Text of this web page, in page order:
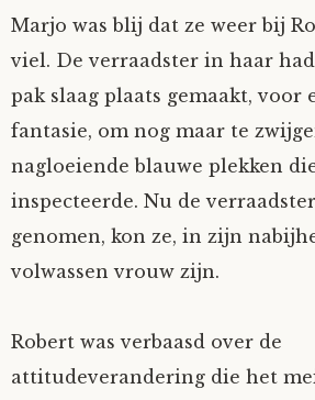
Juliette Stark
Kersje
Nyncke
Rozemarijn
SirTeddy
Marjo was blij dat ze weer bij
viel. De verraadster in haar
pak slaag plaats gemaakt, voor
fantasie, om nog maar te
nagloeiende blauwe plekken
inspecteerde. Nu de
genomen, kon ze, in zijn
volwassen vrouw zijn.
Robert was verbaasd over de
attitudeverandering die het